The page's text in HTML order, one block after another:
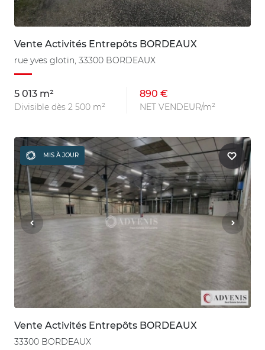
Vente Activités Entrepôts BORDEAUX
rue yves glotin, 33300 BORDEAUX
5 013 m²
Divisible dès 2 500 m²
890 €
NET VENDEUR/m²
MIS À JOUR
Vente Activités Entrepôts BORDEAUX
33300 BORDEAUX